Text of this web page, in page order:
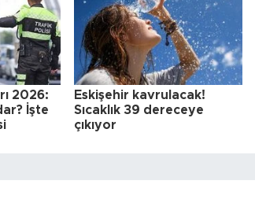
2026:
İşte
Eskişehir kavrulacak!
Sıcaklık 39 dereceye
çıkıyor